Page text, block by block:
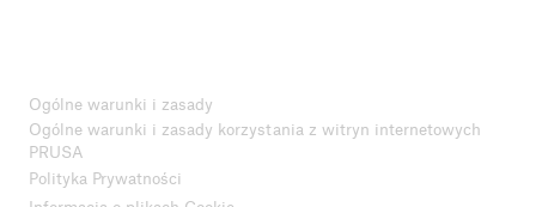
Ogólne warunki i zasady
Ogólne warunki i zasady korzystania z witryn internetowych
PRUSA
Polityka Prywatności